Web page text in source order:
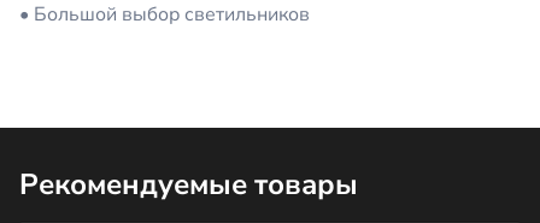
• Большой выбор светильников
Рекомендуемые товары